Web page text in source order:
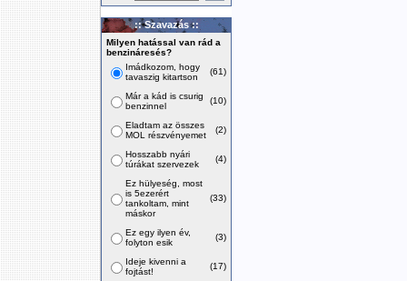
:: Szavazás ::
Milyen hatással van rád a
benzináresés?
Imádkozom, hogy
tavaszig kitartson
(61)
Már a kád is csurig
benzinnel
(10)
Eladtam az összes
MOL részvényemet
(2)
Hosszabb nyári
túrákat szervezek
(4)
Ez hülyeség, most
is 5ezerért
tankoltam, mint
máskor
(33)
Ez egy ilyen év,
folyton esik
(3)
Ideje kivenni a
fojtást!
(17)